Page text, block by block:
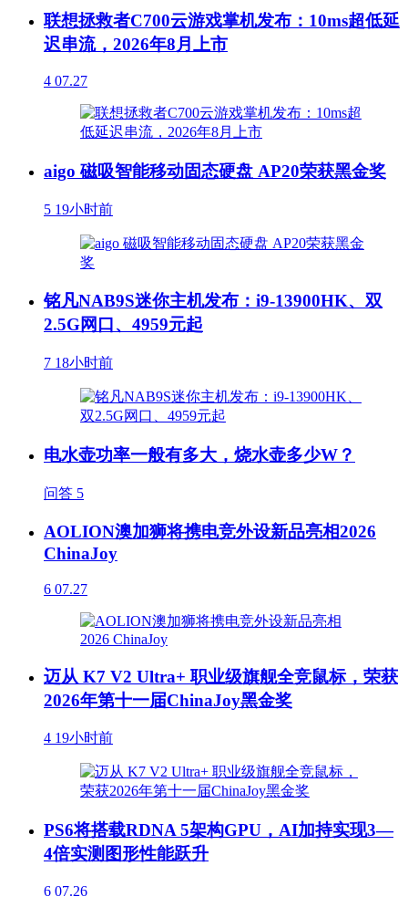
联想拯救者C700云游戏掌机发布：10ms超低延
迟串流，2026年8月上市
4 07.27
aigo 磁吸智能移动固态硬盘 AP20荣获黑金奖
5 19小时前
铭凡NAB9S迷你主机发布：i9-13900HK、双
2.5G网口、4959元起
7 18小时前
电水壶功率一般有多大，烧水壶多少W？
问答 5
AOLION澳加狮将携电竞外设新品亮相2026
ChinaJoy
6 07.27
迈从 K7 V2 Ultra+ 职业级旗舰全竞鼠标，荣获
2026年第十一届ChinaJoy黑金奖
4 19小时前
PS6将搭载RDNA 5架构GPU，AI加持实现3—
4倍实测图形性能跃升
6 07.26